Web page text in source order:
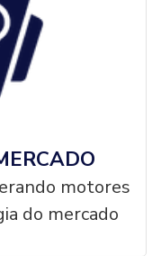
motores
do mercado